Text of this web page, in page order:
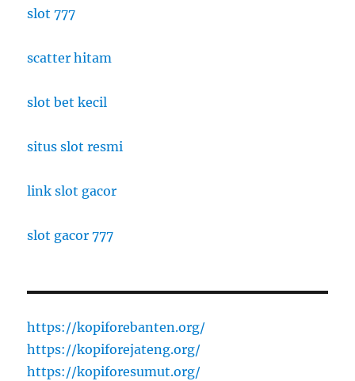
slot 777
scatter hitam
slot bet kecil
situs slot resmi
link slot gacor
slot gacor 777
https://kopiforebanten.org/
https://kopiforejateng.org/
https://kopiforesumut.org/